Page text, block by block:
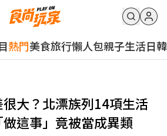
熱門美食旅行懶人包親子生活日韓
大？北漂族列14項生活
這事」竟被當成異類